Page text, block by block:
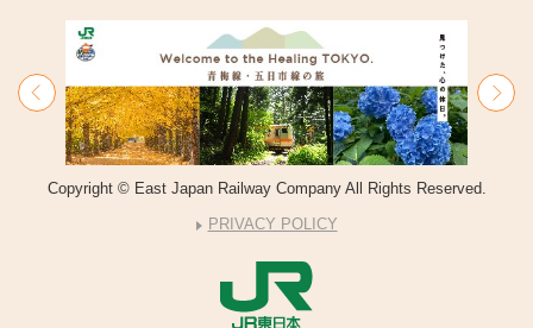
Copyright © East Japan Railway Company All Rights Reserved.
PRIVACY POLICY